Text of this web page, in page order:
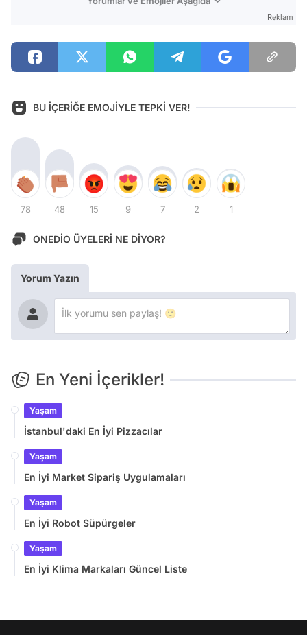
Reklam
BU İÇERİĞE EMOJİYLE TEPKİ VER!
78 48 15 9 7 2 1
ONEDİO ÜYELERİ NE DİYOR?
Yorum Yazın
En Yeni İçerikler!
Yaşam
İstanbul'daki En İyi Pizzacılar
Yaşam
En İyi Market Sipariş Uygulamaları
Yaşam
En İyi Robot Süpürgeler
Yaşam
En İyi Klima Markaları Güncel Liste